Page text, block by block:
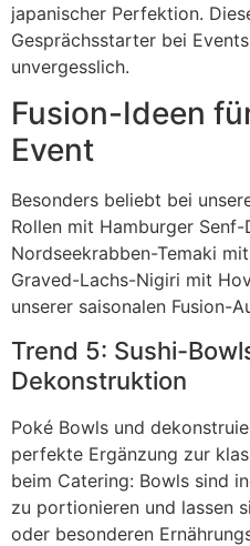
japanischer Perfektion.
Gesprächsstarter bei
unvergesslich.
Fusion-Ideen
Event
Besonders beliebt bei
Rollen mit Hamburger Senf-
Nordseekrabben-Temaki
Graved-Lachs-Nigiri mit
unserer saisonalen Fusion-
Trend 5: Sushi-
Dekonstruktion
Poké Bowls und
perfekte Ergänzung zur
beim Catering: Bowls sind
zu portionieren und lassen
oder besonderen